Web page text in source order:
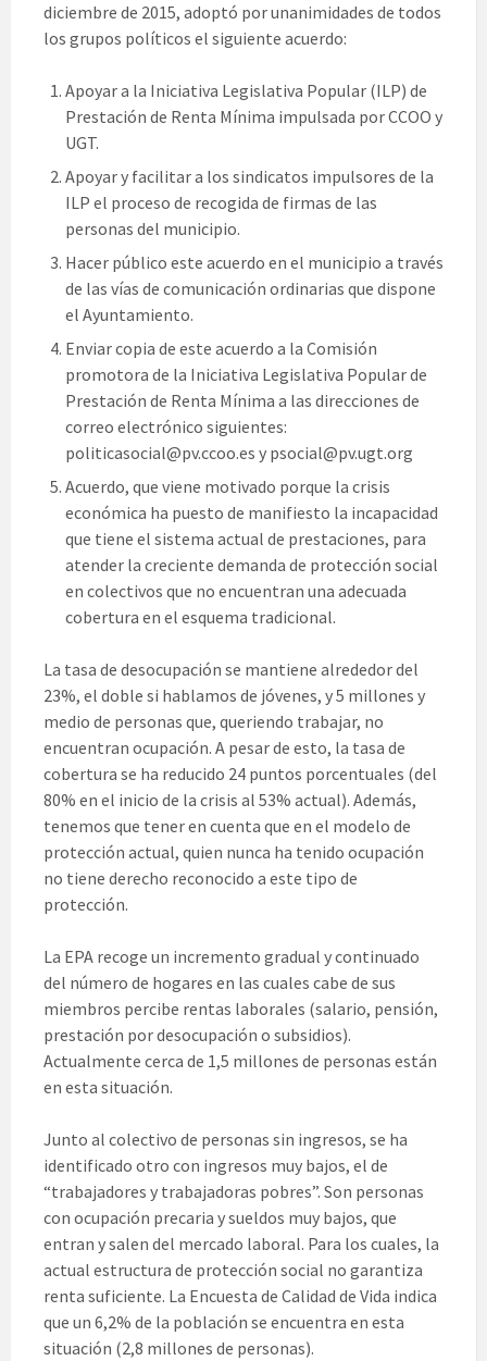
diciembre de 2015, adoptó por unanimidades de todos
los grupos políticos el siguiente acuerdo:
Apoyar a la Iniciativa Legislativa Popular (ILP) de
Prestación de Renta Mínima impulsada por CCOO y
UGT.
Apoyar y facilitar a los sindicatos impulsores de la
ILP el proceso de recogida de firmas de las
personas del municipio.
Hacer público este acuerdo en el municipio a través
de las vías de comunicación ordinarias que dispone
el Ayuntamiento.
Enviar copia de este acuerdo a la Comisión
promotora de la Iniciativa Legislativa Popular de
Prestación de Renta Mínima a las direcciones de
correo electrónico siguientes:
politicasocial@pv.ccoo.es y psocial@pv.ugt.org
Acuerdo, que viene motivado porque la crisis
económica ha puesto de manifiesto la incapacidad
que tiene el sistema actual de prestaciones, para
atender la creciente demanda de protección social
en colectivos que no encuentran una adecuada
cobertura en el esquema tradicional.
La tasa de desocupación se mantiene alrededor del
23%, el doble si hablamos de jóvenes, y 5 millones y
medio de personas que, queriendo trabajar, no
encuentran ocupación. A pesar de esto, la tasa de
cobertura se ha reducido 24 puntos porcentuales (del
80% en el inicio de la crisis al 53% actual). Además,
tenemos que tener en cuenta que en el modelo de
protección actual, quien nunca ha tenido ocupación
no tiene derecho reconocido a este tipo de
protección.
La EPA recoge un incremento gradual y continuado
del número de hogares en las cuales cabe de sus
miembros percibe rentas laborales (salario, pensión,
prestación por desocupación o subsidios).
Actualmente cerca de 1,5 millones de personas están
en esta situación.
Junto al colectivo de personas sin ingresos, se ha
identificado otro con ingresos muy bajos, el de
“trabajadores y trabajadoras pobres”. Son personas
con ocupación precaria y sueldos muy bajos, que
entran y salen del mercado laboral. Para los cuales, la
actual estructura de protección social no garantiza
renta suficiente. La Encuesta de Calidad de Vida indica
que un 6,2% de la población se encuentra en esta
situación (2,8 millones de personas).